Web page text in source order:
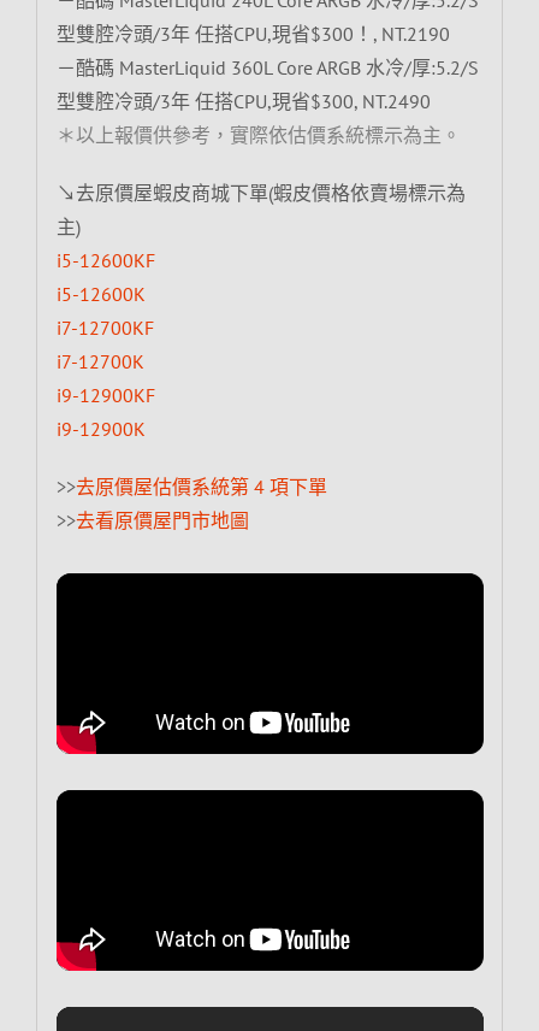
型雙腔冷頭/3年 任搭CPU,現省$300！, NT.2190
－酷碼 MasterLiquid 360L Core ARGB 水冷/厚:5.2/S
型雙腔冷頭/3年 任搭CPU,現省$300, NT.2490
＊以上報價供參考，實際依估價系統標示為主。
↘去原價屋蝦皮商城下單(蝦皮價格依賣場標示為
主)
i5-12600KF
i5-12600K
i7-12700KF
i7-12700K
i9-12900KF
i9-12900K
>>去原價屋估價系統第 4 項下單
>>去看原價屋門市地圖